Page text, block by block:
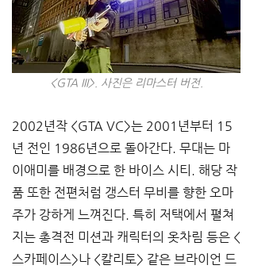
<GTA III>. 사진은 리마스터 버전.
2002년작 <GTA VC>는 2001년부터 15
년 전인 1986년으로 돌아간다. 무대는 마
이애미를 배경으로 한 바이스 시티. 해당 작
품 또한 전편처럼 갱스터 무비를 향한 오마
주가 강하게 느껴진다. 특히 저택에서 펼쳐
지는 총격전 미션과 캐릭터의 옷차림 등은 <
스카페이스>나 <칼리토> 같은 브라이언 드